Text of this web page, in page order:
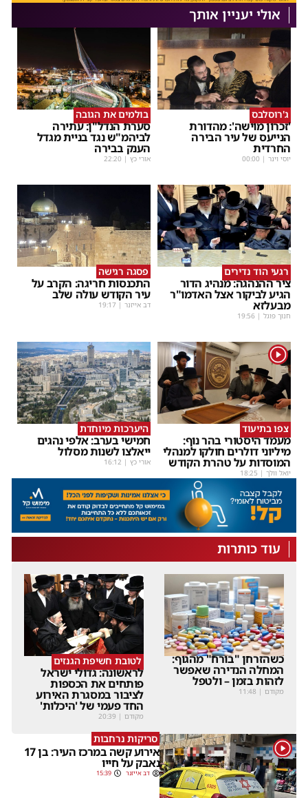
אולי יעניין אותך
ג'רוסלבס
'זכרון מוישה': מהדורת
הנייעס של עיר הבירה
החרדית
יוסי וינר |
00:00
בולמים את הגובה
סערת הנדל"ן: עתירה
לביהמ"ש נגד בניית מגדל
הענק בבירה
אורי כץ |
22:20
רגעי הוד נדירים
ציר ההנהגה: מנהיג הדור
הגיע לביקור אצל האדמו"ר
מבעלזא
חנוך פוגל |
19:56
פסגה רגישה
התכנסות חריגה: הקרב על
עיר הקודש עולה שלב
דב אייזנר |
19:17
1
צפו בתיעוד
מעמד היסטורי בהר נוף:
מיליוני דולרים חולקו למנהלי
המוסדות על טהרת הקודש
יואל וולך |
18:25
היערכות מיוחדת
חמישי בערב: אלפי נהגים
ייאלצו לשנות מסלול
אורי כץ |
16:12
עוד כותרות
כשהזרחן "בורח" מהגוף:
המחלה הנדירה שאפשר
לזהות בזמן – ולטפל
מקודם |
11:48
לטובת חשיפת הגנזים
לראשונה: גדולי ישראל
פותחים את הכספות
לציבור במסגרת האירוע
החד פעמי של 'היכלות'
מקודם |
20:39
1 סריקות נרחבות
אירוע קשה במרכז העיר: בן 17
נאבק על חייו
דב אייזנר 15:39